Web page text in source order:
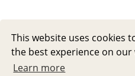
This website uses cookies
the best experience on our
Learn more